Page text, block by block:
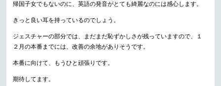
帰国子女でもないのに、英語の発音がとても綺麗なのには感心します。
きっと良い耳を持っているのでしょう。
ジェスチャーの部分では、まだまだ恥ずかしさが残っていますので、１
２月の本番までには、改善の余地がありそうです。
本番に向けて、もうひと頑張りです。
期待してます。